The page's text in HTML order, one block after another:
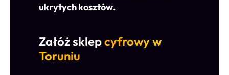
ukrytych kosztów.
Załóż sklepcyfrowy w
Toruniu